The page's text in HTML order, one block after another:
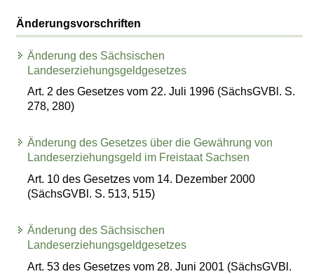
Änderungsvorschriften
Änderung des Sächsischen
Landeserziehungsgeldgesetzes
Art. 2 des Gesetzes vom 22. Juli 1996 (SächsGVBl. S.
278, 280)
Änderung des Gesetzes über die Gewährung von
Landeserziehungsgeld im Freistaat Sachsen
Art. 10 des Gesetzes vom 14. Dezember 2000
(SächsGVBl. S. 513, 515)
Änderung des Sächsischen
Landeserziehungsgeldgesetzes
Art. 53 des Gesetzes vom 28. Juni 2001 (SächsGVBl.